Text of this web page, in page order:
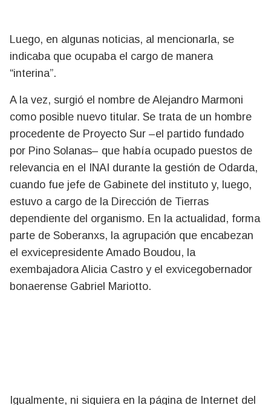
Luego, en algunas noticias, al mencionarla, se
indicaba que ocupaba el cargo de manera
“interina”.
A la vez, surgió el nombre de Alejandro Marmoni
como posible nuevo titular. Se trata de un hombre
procedente de Proyecto Sur –el partido fundado
por Pino Solanas– que había ocupado puestos de
relevancia en el INAI durante la gestión de Odarda,
cuando fue jefe de Gabinete del instituto y, luego,
estuvo a cargo de la Dirección de Tierras
dependiente del organismo. En la actualidad, forma
parte de Soberanxs, la agrupación que encabezan
el exvicepresidente Amado Boudou, la
exembajadora Alicia Castro y el exvicegobernador
bonaerense Gabriel Mariotto.
Igualmente, ni siquiera en la página de Internet del